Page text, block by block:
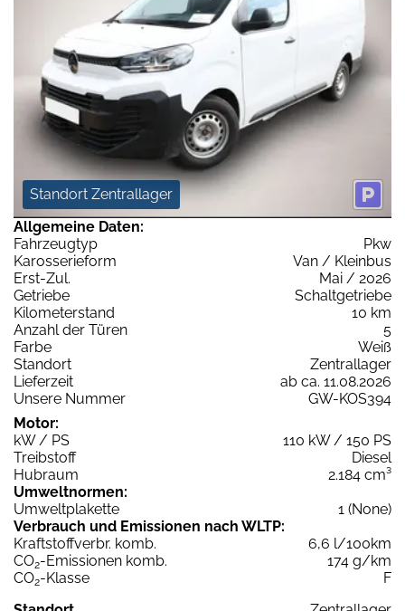
Standort Zentrallager
Allgemeine Daten:
Fahrzeugtyp
Pkw
Karosserieform
Van / Kleinbus
Erst-Zul.
Mai / 2026
Getriebe
Schaltgetriebe
Kilometerstand
10 km
Anzahl der Türen
5
Farbe
Weiß
Standort
Zentrallager
Lieferzeit
ab ca. 11.08.2026
Unsere Nummer
GW-KOS394
Motor:
kW / PS
110 kW / 150 PS
Treibstoff
Diesel
Hubraum
2.184 cm³
Umweltnormen:
Umweltplakette
1 (None)
Verbrauch und Emissionen nach WLTP:
Kraftstoffverbr. komb.
6,6 l/100km
CO2-Emissionen komb.
174 g/km
CO2-Klasse
F